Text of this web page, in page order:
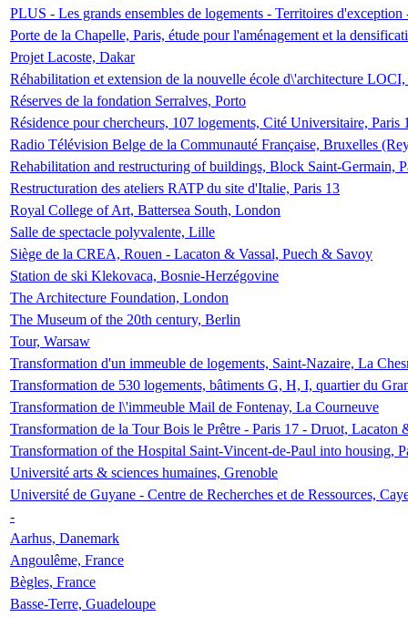
PLUS - Les grands ensembles de logements - Territoires
Porte de la Chapelle, Paris, étude pour l'aménagement et la
Projet Lacoste, Dakar
Réhabilitation et extension de la nouvelle école d\'architecture
Réserves de la fondation Serralves, Porto
Résidence pour chercheurs, 107 logements, Cité Universitaire, Paris
Radio Télévision Belge de la Communauté Française, Bruxelles
Rehabilitation and restructuring of buildings, Block Saint-Germain,
Restructuration des ateliers RATP du site d'Italie, Paris 13
Royal College of Art, Battersea South, London
Salle de spectacle polyvalente, Lille
Siège de la CREA, Rouen - Lacaton & Vassal, Puech & Savoy
Station de ski Klekovaca, Bosnie-Herzégovine
The Architecture Foundation, London
The Museum of the 20th century, Berlin
Tour, Warsaw
Transformation d'un immeuble de logements, Saint-Nazaire, La
Transformation de 530 logements, bâtiments G, H, I, quartier du
Transformation de l\'immeuble Mail de Fontenay, La Courneuve
Transformation de la Tour Bois le Prêtre - Paris 17 - Druot, Lacaton
Transformation of the Hospital Saint-Vincent-de-Paul into housing,
Université arts & sciences humaines, Grenoble
Université de Guyane - Centre de Recherches et de Ressources,
-
Aarhus, Danemark
Angoulême, France
Bègles, France
Basse-Terre, Guadeloupe